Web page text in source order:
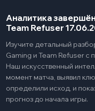
Аналитика
Team Refuser
Изучите детальный
Gaming и Team Refuser с
Наш искусственный
момент матча, выявил
определили исход, и
прогноз до начала игры.